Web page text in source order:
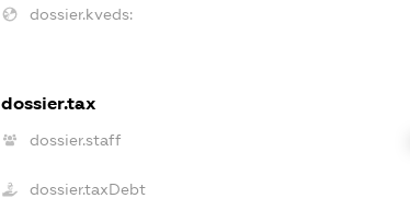
dossier.kveds:
dossier.tax
dossier.staff
dossier.taxDebt